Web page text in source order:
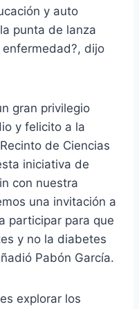
y auto
punta de lanza
dijo
gran privilegio
y felicito a la
de Ciencias
iniciativa de
con nuestra
una invitación a
participar para que
y no la diabetes
Pabón García.
explorar los